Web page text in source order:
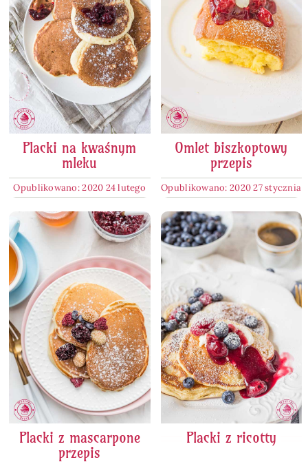
Placki na kwaśnym
mleku
Opublikowano: 2020 24 lutego
Omlet biszkoptowy
przepis
Opublikowano: 2020 27 stycznia
Placki z mascarpone
przepis
Placki z ricotty